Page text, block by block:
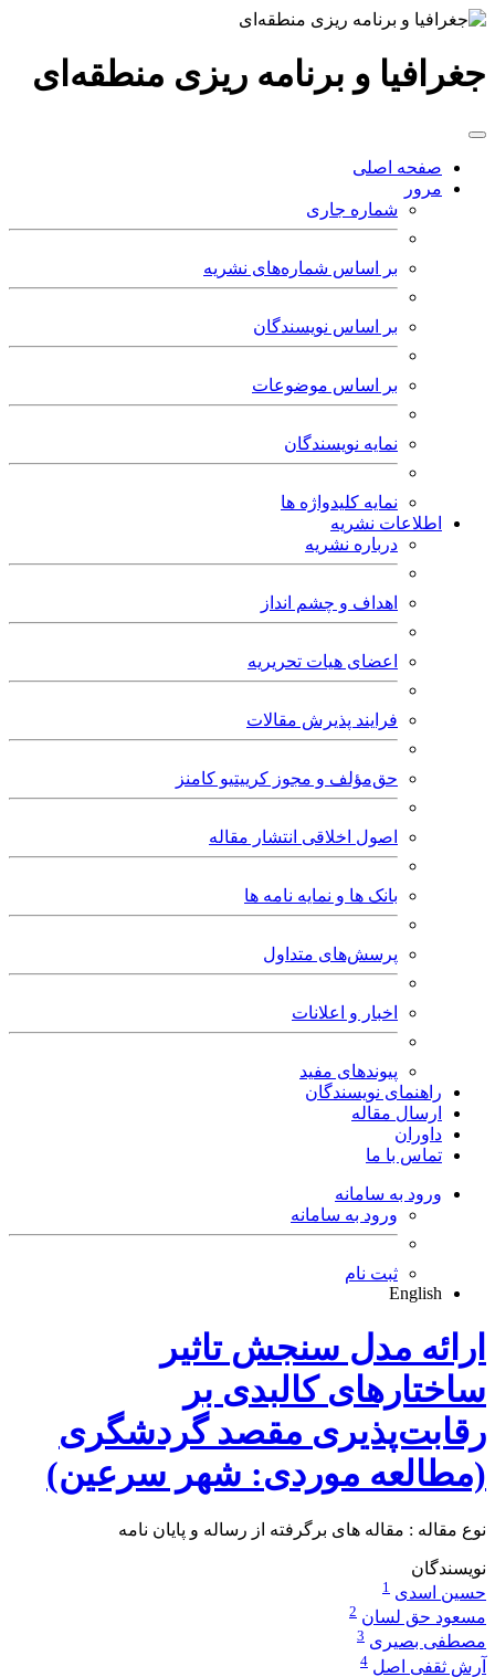
جغرافیا و برنامه ریزی منطقه‌ای
صفحه اصلی
مرور
شماره جاری
بر اساس شماره‌های نشریه
بر اساس نویسندگان
بر اساس موضوعات
نمایه نویسندگان
نمایه کلیدواژه ها
اطلاعات نشریه
درباره نشریه
اهداف و چشم انداز
اعضای هیات تحریریه
فرایند پذیرش مقالات
حق‌مؤلف و مجوز کرییتیو کامنز
اصول اخلاقی انتشار مقاله
بانک ها و نمایه نامه ها
پرسش‌های متداول
اخبار و اعلانات
پیوندهای مفید
راهنمای نویسندگان
ارسال مقاله
داوران
تماس با ما
ورود به سامانه
ورود به سامانه
ثبت نام
English
ارائه مدل سنجش تاثیر
ساختارهای کالبدی بر
رقابت‌پذیری مقصد گردشگری
(مطالعه موردی: شهر سرعین)
نوع مقاله : مقاله های برگرفته از رساله و پایان نامه
نویسندگان
حسین اسدی 1
مسعود حق لسان 2
مصطفی بصیری 3
آرش ثقفی اصل 4